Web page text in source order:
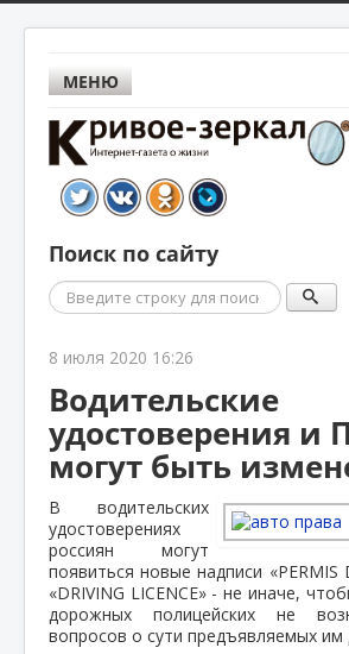
МЕНЮ
Поиск по сайту
Поиск
8 июля 2020 16:26
Водительские
удостоверения и
могут быть
В водительских
удостоверениях
россиян могут
появиться новые надписи «PERMIS
«DRIVING LICENCE» - не иначе,
дорожных полицейских не
вопросов о сути предъявляемых им